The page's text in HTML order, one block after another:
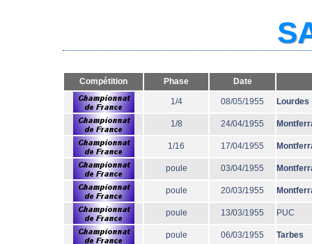
Compétition Phase Date
1/4 08/05/1955 Lourdes
1/8 24/04/1955
1/16 17/04/1955
poule 03/04/1955
poule 20/03/1955
poule 13/03/1955 PUC
poule 06/03/1955 Tarbes